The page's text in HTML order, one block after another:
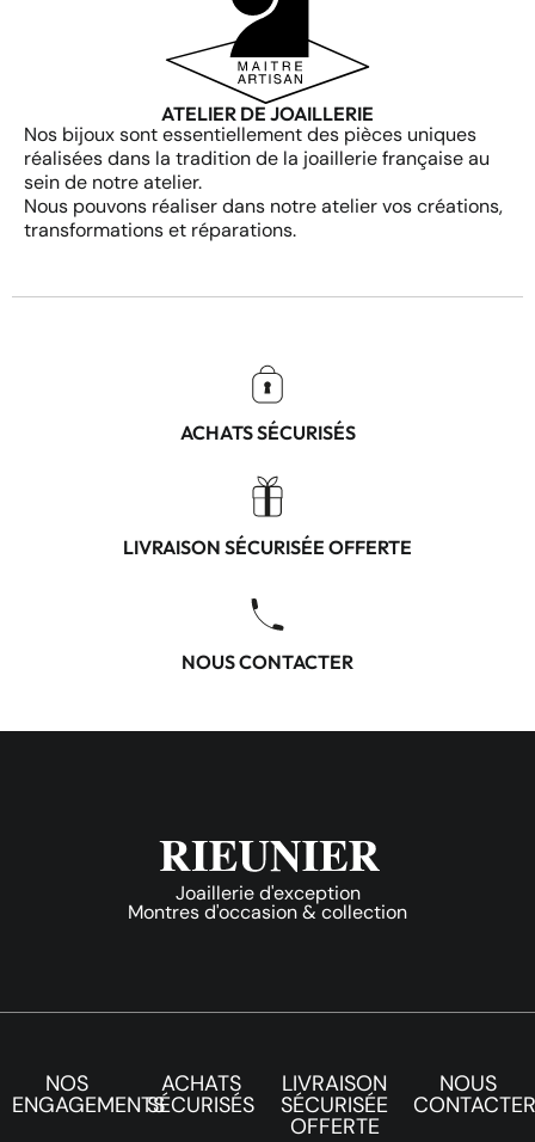
ATELIER DE JOAILLERIE
Nos bijoux sont essentiellement des pièces uniques
réalisées dans la tradition de la joaillerie française au
sein de notre atelier.
Nous pouvons réaliser dans notre atelier vos créations,
transformations et réparations.
ACHATS SÉCURISÉS
LIVRAISON SÉCURISÉE OFFERTE
NOUS CONTACTER
Joaillerie d'exception
Montres d'occasion & collection
NOS
ENGAGEMENTS
ACHATS
SÉCURISÉS
LIVRAISON
SÉCURISÉE
OFFERTE
NOUS
CONTACTER